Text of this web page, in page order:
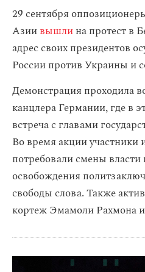
29 сентября
Азиивышлина протест в
адрес своих президентов
России против Украины и
Демонстрация проходила
канцлера Германии, где в
встреча с главами
Во время акции участники
потребовали смены власти
освобождения
свободы слова. Также
кортеж Эмамоли Рахмона